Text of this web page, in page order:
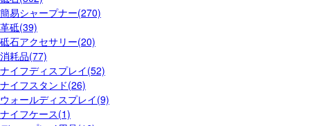
簡易シャープナー(270)
革砥(39)
砥石アクセサリー(20)
消耗品(77)
ナイフディスプレイ(52)
ナイフスタンド(26)
ウォールディスプレイ(9)
ナイフケース(1)